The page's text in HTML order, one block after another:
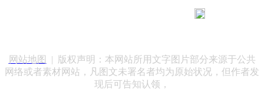
网站地图
| 版权声明：本网站所用文字图片部分来源于公共
网络或者素材网站，凡图文未署名者均为原始状况，但作者发
现后可告知认领，